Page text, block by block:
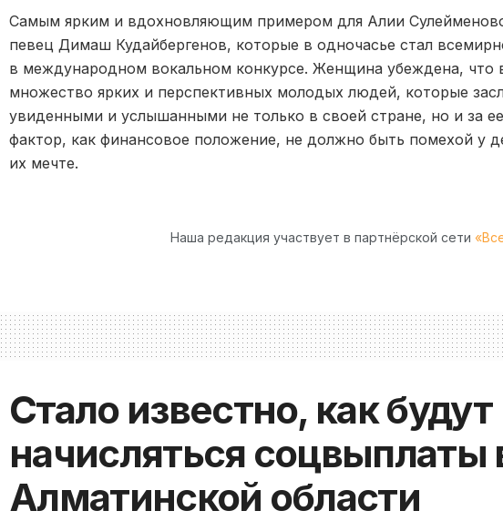
Самым ярким и вдохновляющим примером для Алии
певец Димаш Кудайбергенов, которые в одночасье стал
в международном вокальном конкурсе. Женщина убеждена, что
множество ярких и перспективных молодых людей, которые
увиденными и услышанными не только в своей стране, но и за
фактор, как финансовое положение, не должно быть помехой у
их мечте.
Наша редакция участвует в партнёрской сети
Стало известно, как будут
начисляться соцвыплаты
Алматинской области